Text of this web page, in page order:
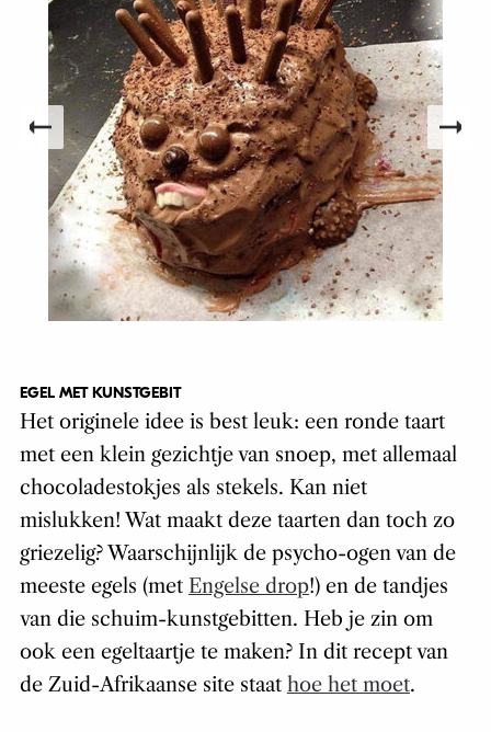
EGEL MET KUNSTGEBIT
Het originele idee is best leuk: een ronde taart
met een klein gezichtje van snoep, met allemaal
chocoladestokjes als stekels. Kan niet
mislukken! Wat maakt deze taarten dan toch zo
griezelig? Waarschijnlijk de psycho-ogen van de
meeste egels (met Engelse drop!) en de tandjes
van die schuim-kunstgebitten. Heb je zin om
ook een egeltaartje te maken? In dit recept van
de Zuid-Afrikaanse site staat hoe het moet.